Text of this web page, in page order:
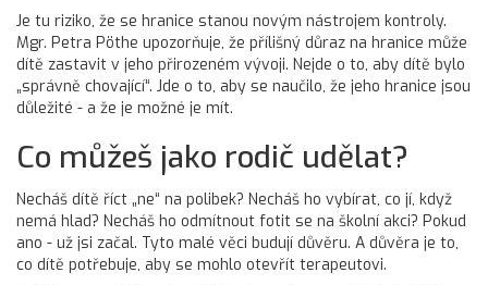
Je tu riziko, že se hranice stanou novým nástrojem kontroly.
Mgr. Petra Pöthe upozorňuje, že přílišný důraz na hranice může
dítě zastavit v jeho přirozeném vývoji. Nejde o to, aby dítě bylo
„správně chovající“. Jde o to, aby se naučilo, že jeho hranice jsou
důležité - a že je možné je mít.
Co můžeš jako rodič udělat?
Necháš dítě říct „ne“ na polibek? Necháš ho vybírat, co jí, když
nemá hlad? Necháš ho odmítnout fotit se na školní akci? Pokud
ano - už jsi začal. Tyto malé věci budují důvěru. A důvěra je to,
co dítě potřebuje, aby se mohlo otevřít terapeutovi.